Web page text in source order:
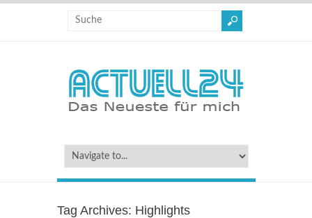
Tag Archives: Highlights